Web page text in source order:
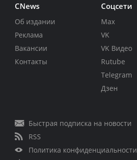
CNews
Об издании
Реклама
Вакансии
Контакты
Соцсети
Max
VK
VK Видео
Rutube
Telegram
Дзен
Быстрая подписка на новости
RSS
Политика конфиденциальности